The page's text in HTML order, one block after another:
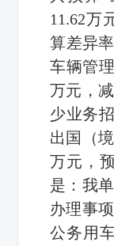
11.62万
算差异
车辆管
万元，
少业务
出国（
万元，
是：我
办理事
公务用